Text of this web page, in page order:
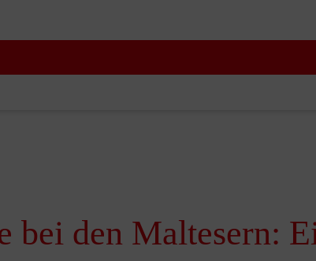
bei den Maltesern: